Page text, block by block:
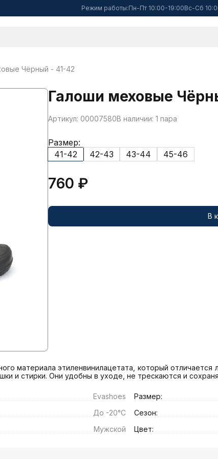
Режим работы:Пн-Пт 10:00-19:00Вс-Сб
Чёрный - 41-42
Галоши меховые
Артикул: 00007580В наличии: 1 пара
Размер:
41-42
42-43 43-44 45-46
760 ₽
В
материала этиленвинилацетата, который
и стирки. Они удобны в уходе, не трескаются и
Еvashoes Размер:
До -20°C Сезон:
Мужской Цвет: